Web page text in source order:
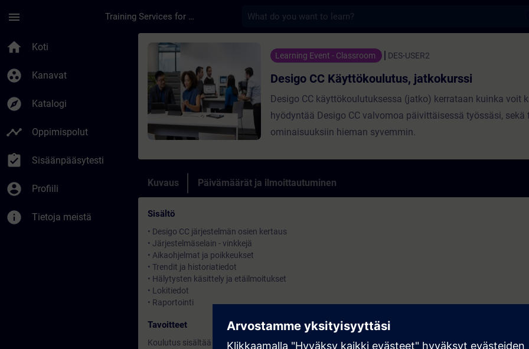
menu Training Services for Digital Industries
home Koti
group_work Kanavat
explore Katalogi
timeline Oppimispolut
assignment_turned_in Sisäänpääsytesti
account_circle Profiili
info Tietoja meistä
Kurssi - Desigo CC Käyttökoulutus, jatkokurssi - Koulutus -
Learning Event - Classroom DES-USER2
Desigo CC Käyttökoulutus, jatkokurssi
Desigo CC käyttökoulutuksessa (jatko) kerrataan kuinka voit
hyödyntää Desigo CC valvomoa päivittäisessä työssäsi, sekä
ominaisuuksiin hieman syvemmin.
Kuvaus Päivämäärät ja ilmoittautuminen
Sisältö
• Desigo CC järjestelmän osien kertaus
• Järjestelmäselain - vinkkejä
• Aikaohjelmat ja poikkeukset
• Trendit ja historiatiedot
• Hälytysten käsittely ja etäilmoitukset
• Lokitiedot
• Raportointi
Tavoitteet
Koulutus sisältää sekä teoriaa että käytännön harjoituksia. Harjoitukset tehdään koulu-